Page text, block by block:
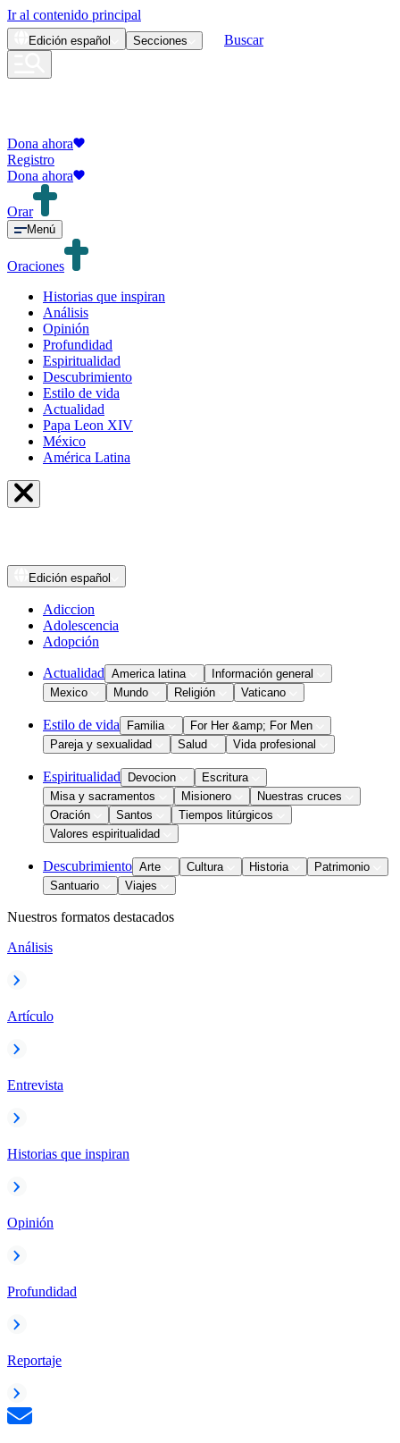
Ir al contenido principal
Edición español Secciones Buscar
Dona ahora
Registro
Dona ahora
Orar
Menú
Oraciones
Historias que inspiran
Análisis
Opinión
Profundidad
Espiritualidad
Descubrimiento
Estilo de vida
Actualidad
Papa Leon XIV
México
América Latina
Edición español
Adiccion
Adolescencia
Adopción
Actualidad America latina
Información general
Mexico
Mundo Religión Vaticano
Estilo de vida Familia
For Her &amp; For Men
Pareja y sexualidad
Salud Vida profesional
Espiritualidad Devocion
Escritura
Misa y sacramentos
Misionero
Nuestras cruces
Oración
Santos
Tiempos litúrgicos
Valores espiritualidad
Descubrimiento Arte Cultura Historia
Patrimonio
Santuario
Viajes
Nuestros formatos destacados
Análisis
Artículo
Entrevista
Historias que inspiran
Opinión
Profundidad
Reportaje